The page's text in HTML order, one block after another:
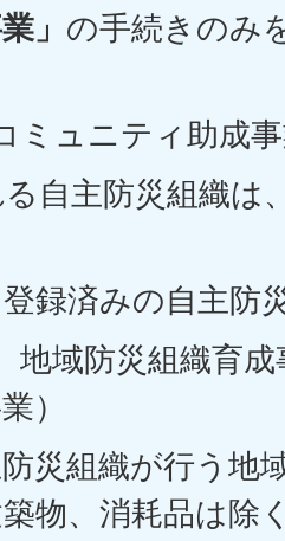
」 の手続きのみ
ュニティ助成
自主防災組織は
録済みの自主防
地域防災組織育
）
災組織が行う地
物、消耗品は除